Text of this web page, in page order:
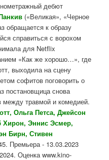
дебют
(«Великая», «Черное
обращается к образу
справиться с ворохом
для Netflix
«Как же хорошо…», где
выходила на сцену
софитов поговорить о
постановщица снова
между травмой и комедией.
Ольга Петса, Джейсон
Хирон, Эннис Эсмер,
Бирн, Стивен
Премьера - 13.03.2023
Оценка www.kino-